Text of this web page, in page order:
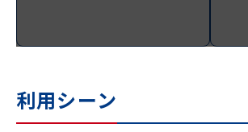
利用シーン